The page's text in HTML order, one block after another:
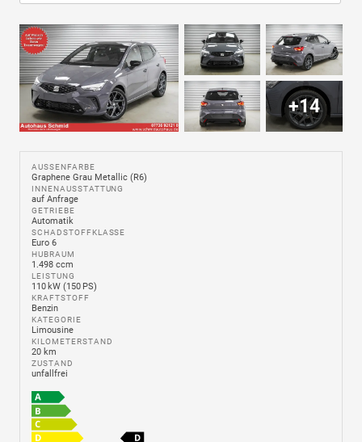
+14
AUSSENFARBE
Graphene Grau Metallic (R6)
INNENAUSSTATTUNG
auf Anfrage
GETRIEBE
Automatik
SCHADSTOFFKLASSE
Euro 6
HUBRAUM
1.498 ccm
LEISTUNG
110 kW (150 PS)
KRAFTSTOFF
Benzin
KATEGORIE
Limousine
KILOMETERSTAND
20 km
ZUSTAND
unfallfrei